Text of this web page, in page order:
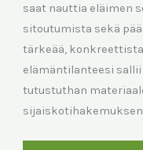
saat nauttia eläimen
sitoutumista sekä
tärkeää,
elämäntilanteesi
tutustuthan